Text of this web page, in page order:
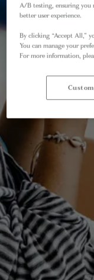
A/B testing, ensuring you
better user experience.
By clicking “Accept All,”
You can manage your
For more information,